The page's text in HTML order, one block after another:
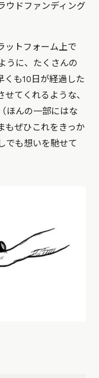
ドファンディング
ットフォーム上で
うに、たくさんの
くも10日が経過した
てくれるような、
ほんの一部にはな
もぜひこれをきっか
でも想いを馳せて